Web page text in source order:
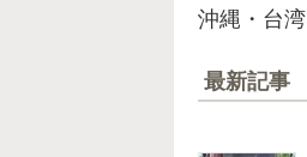
沖縄・台湾
最新記事